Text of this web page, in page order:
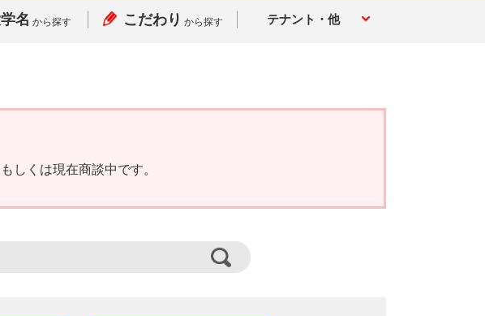
名 から探す こだわり から探す テナント・他
しくは現在商談中です。